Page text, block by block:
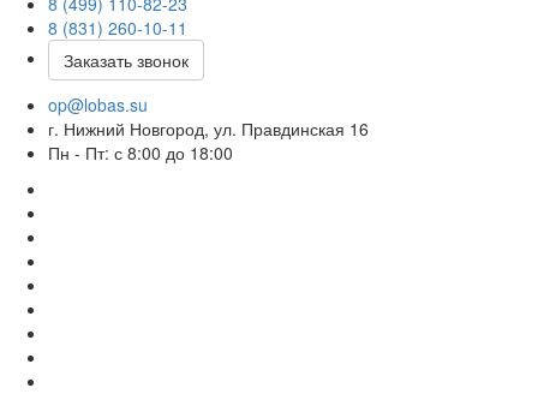
8 (831) 260-10-11
Заказать звонок
op@lobas.su
г. Нижний Новгород, ул. Правдинская 16
Пн - Пт: с 8:00 до 18:00